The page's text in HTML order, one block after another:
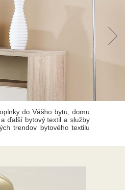
do Vášho bytu, domu
a ďalší bytový textil a služby
trendov bytového textilu